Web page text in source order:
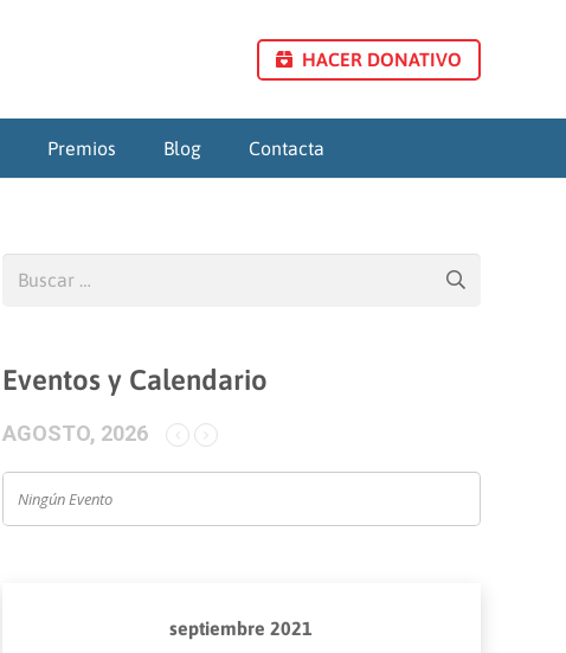
HACER DONATIVO
Premios Blog Contacta
Buscar:
Eventos y Calendario
AGOSTO, 2026
Ningún Evento
septiembre 2021